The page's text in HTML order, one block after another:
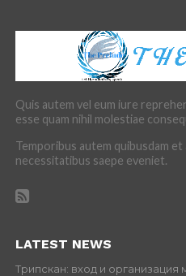
Quis autem vel eum iure
esse quam nihil molestiae
Temporibus autem quibusdam
necessitatibus saepe eveniet.
LATEST NEWS
Трипскан: вход и